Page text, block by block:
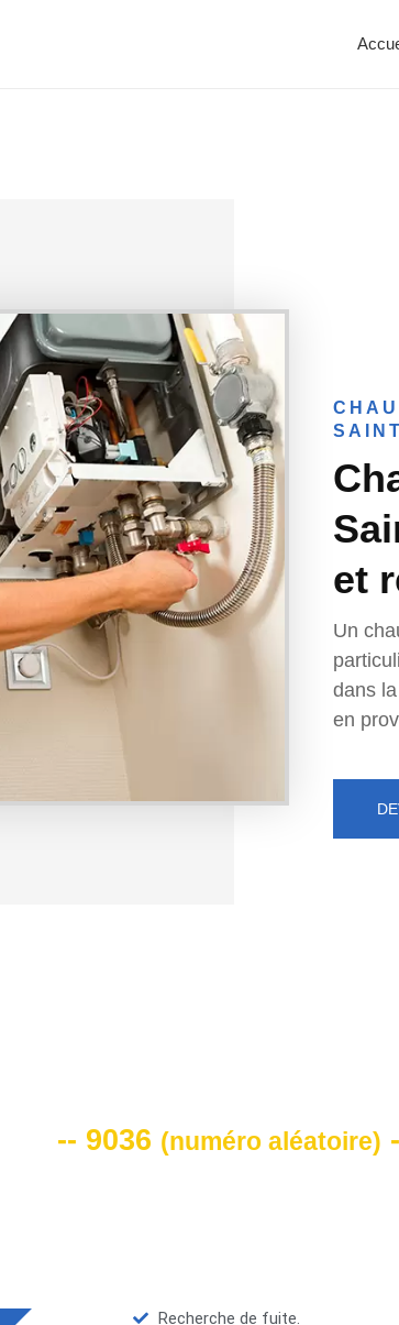
et
Un
dans
en
-- 9036 (numéro aléatoire)
Recherche de fuite.